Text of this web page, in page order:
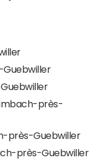
Guebwiller
près-
près-Guebwiller
près-Guebwiller